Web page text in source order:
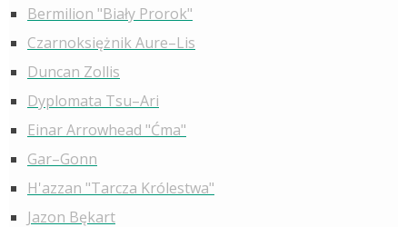
Bermilion "Biały Prorok"
Czarnoksiężnik Aure–Lis
Duncan Zollis
Dyplomata Tsu–Ari
Einar Arrowhead "Ćma"
Gar–Gonn
H'azzan "Tarcza Królestwa"
Jazon Bękart